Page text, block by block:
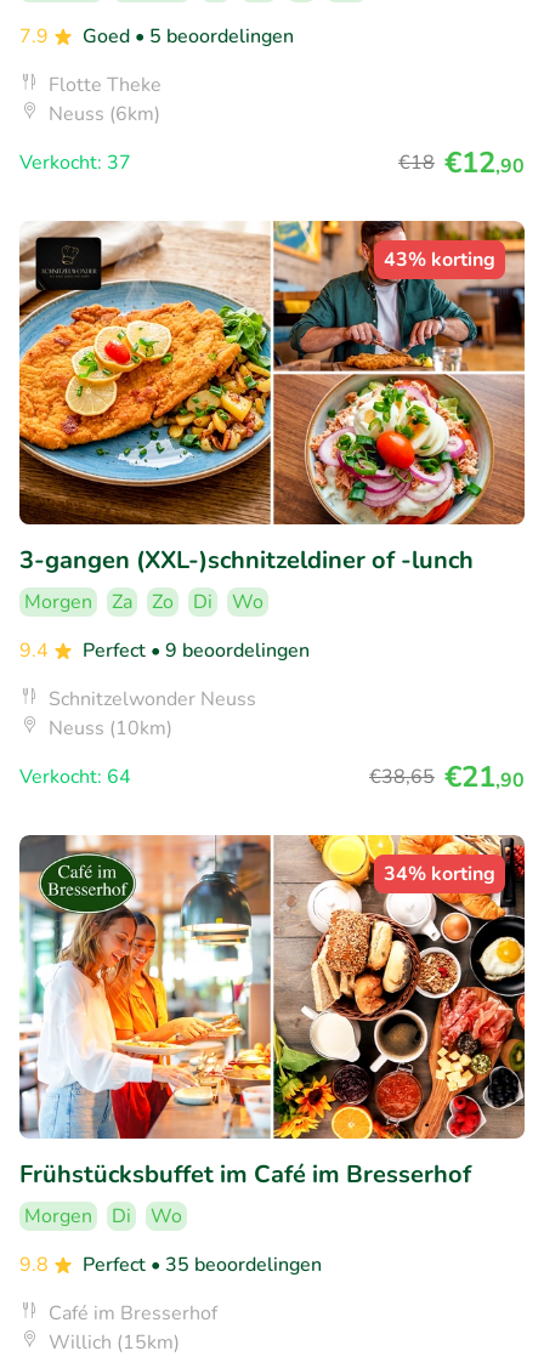
7.9
Goed • 5 beoordelingen
Flotte Theke
Neuss (6km)
Verkocht: 37
€18 €12,90
43% korting
3-gangen (XXL-)schnitzeldiner of -lunch
Morgen Za Zo Di
Wo
9.4
Perfect • 9 beoordelingen
Schnitzelwonder Neuss
Neuss (10km)
Verkocht: 64
€38,65 €21,90
34% korting
Frühstücksbuffet im Café im Bresserhof
Morgen Di
Wo
9.8
Perfect • 35 beoordelingen
Café im Bresserhof
Willich (15km)